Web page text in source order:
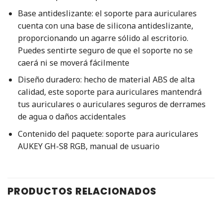
Base antideslizante: el soporte para auriculares
cuenta con una base de silicona antideslizante,
proporcionando un agarre sólido al escritorio.
Puedes sentirte seguro de que el soporte no se
caerá ni se moverá fácilmente
Diseño duradero: hecho de material ABS de alta
calidad, este soporte para auriculares mantendrá
tus auriculares o auriculares seguros de derrames
de agua o daños accidentales
Contenido del paquete: soporte para auriculares
AUKEY GH-S8 RGB, manual de usuario
PRODUCTOS RELACIONADOS